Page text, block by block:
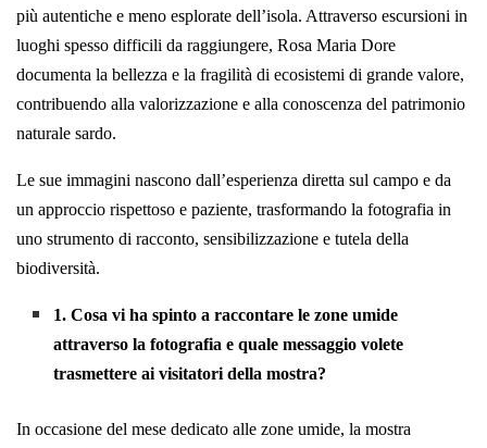
più autentiche e meno esplorate dell’isola. Attraverso escursioni in
luoghi spesso difficili da raggiungere, Rosa Maria Dore
documenta la bellezza e la fragilità di ecosistemi di grande valore,
contribuendo alla valorizzazione e alla conoscenza del patrimonio
naturale sardo.
Le sue immagini nascono dall’esperienza diretta sul campo e da
un approccio rispettoso e paziente, trasformando la fotografia in
uno strumento di racconto, sensibilizzazione e tutela della
biodiversità.
1. Cosa vi ha spinto a raccontare le zone umide
attraverso la fotografia e quale messaggio volete
trasmettere ai visitatori della mostra?
In occasione del mese dedicato alle zone umide, la mostra